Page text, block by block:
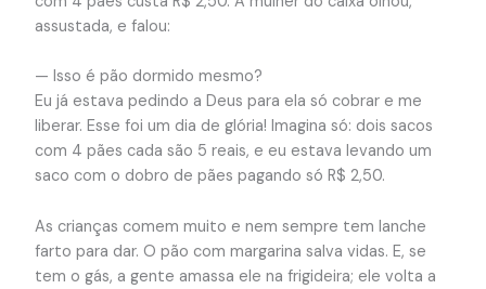
assustada, e falou:
— Isso é pão dormido mesmo?
Eu já estava pedindo a Deus para ela só cobrar e me
liberar. Esse foi um dia de glória! Imagina só: dois sacos
com 4 pães cada são 5 reais, e eu estava levando um
saco com o dobro de pães pagando só R$ 2,50.
As crianças comem muito e nem sempre tem lanche
farto para dar. O pão com margarina salva vidas. E, se
tem o gás, a gente amassa ele na frigideira; ele volta a